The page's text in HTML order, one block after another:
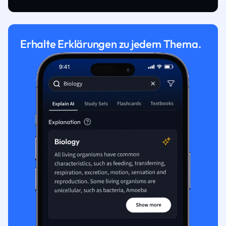
Erhalte Erklärungen zu jedem Thema.